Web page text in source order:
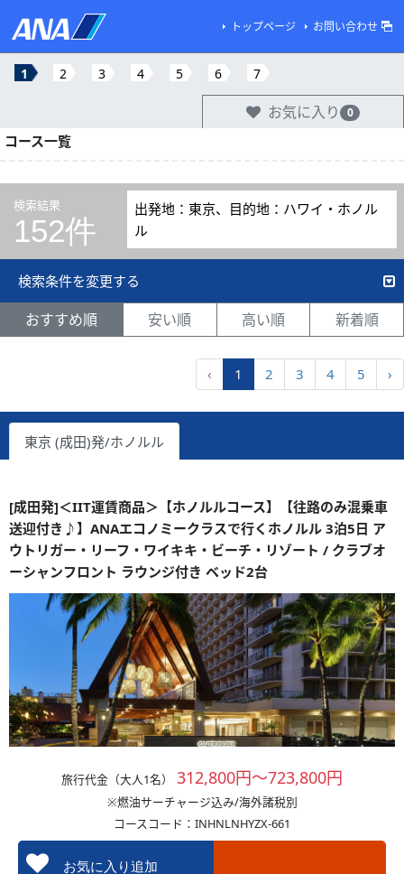
トップページ お問い合わせ
1 2 3 4 5 6 7
お気に入り 0
コース一覧
検索結果
152件
出発地：東京、目的地：ハワイ・ホノル
ル
検索条件を変更する
おすすめ順 安い順 高い順 新着順
‹ 1 2 3 4 5 ›
東京 (成田)発/ホノルル
[成田発]＜IIT運賃商品＞【ホノルルコース】【往路のみ混乗車
送迎付き♪】ANAエコノミークラスで行くホノルル 3泊5日 ア
ウトリガー・リーフ・ワイキキ・ビーチ・リゾート / クラブオ
ーシャンフロント ラウンジ付き ベッド2台
旅行代金（大人1名） 312,800円～723,800円
※燃油サーチャージ込み/海外諸税別
コースコード：INHNLNHYZX-661
お気に入り追加